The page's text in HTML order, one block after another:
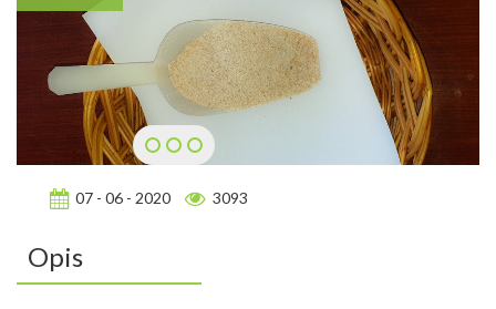
07 - 06 - 2020 3093
Opis